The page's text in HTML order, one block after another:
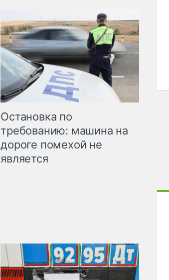
Остановка по
требованию: машина на
дороге помехой не
является